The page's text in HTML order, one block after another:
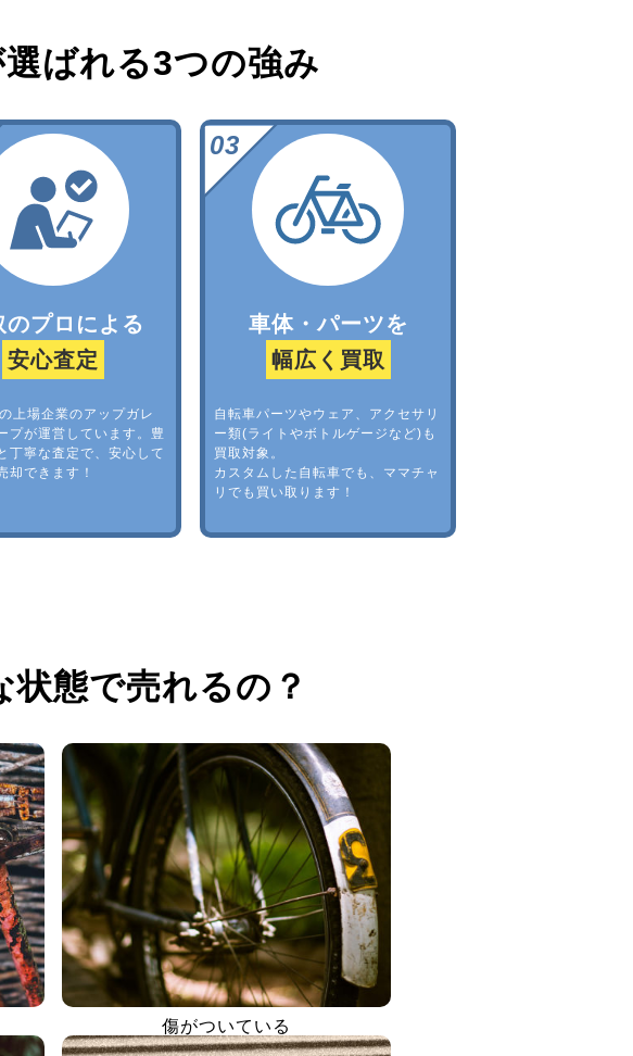
ばれる3つの強み
のプロによる
安心査定
上場企業のアップガレ
プが運営しています。豊
丁寧な査定で、安心して
却できます！
車体・パーツを
幅広く買取
自転車パーツやウェア、アクセサリ
ー類(ライトやボトルゲージなど)も
買取対象。
カスタムした自転車でも、ママチャ
リでも買い取ります！
状態で売れるの？
傷がついている